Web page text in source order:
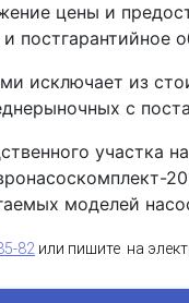
цены и
исключает из
с
участка
моделей
82 или пишите на